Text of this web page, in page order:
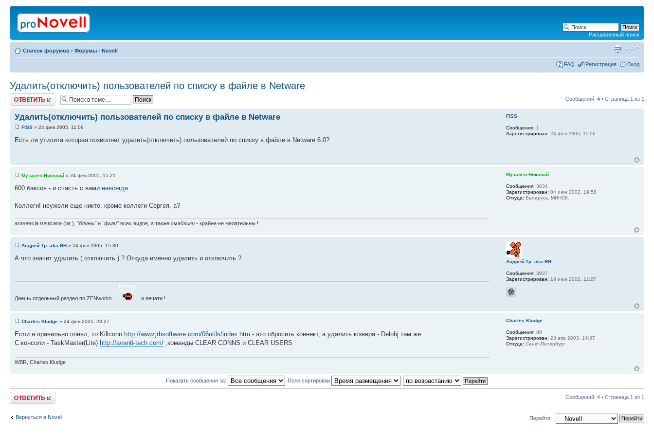
Расширенный поиск
Список форумов ‹ Форумы ‹ Novell
FAQ Регистрация Вход
Удалить(отключить) пользователей по списку в файле в Netware
Ответить Сообщений: 4 • Страница 1 из 1
Удалить(отключить) пользователей по списку в файле в Netware
FISS » 24 фев 2005, 11:09
Есть ли утилита которая позволяет удалить(отключить) пользователей по списку в файле в Netware 6.0?
FISS
Сообщения: 1
Зарегистрирован: 24 фев 2005, 11:06
Музалёв Николай » 24 фев 2005, 15:21
600 баксов - и счасть с вами навсегда...
Коллеги! неужели еще никто, кроме коллеги Сергея, а?
armoracia rusticana (lat.), "блины"и "фиги"всех видов, а также смайлики - крайне не желательны !
Музалёв Николай
Сообщения: 3034
Зарегистрирован: 04 июн 2002, 19:58
Откуда: Беларусь. МИНСК.
Андрей Тр. aka RH » 24 фев 2005, 15:30
А что значит удалить ( отключить ) ? Откуда именно удалить и отключить ?
Даешь отдельный раздел по ZENworks ... .. и печати !
Андрей Тр. aka RH
Сообщения: 3937
Зарегистрирован: 18 июн 2002, 11:27
Charles Kludge » 24 фев 2005, 23:27
Если я правильно понял, то Killconn http://www.jrbsoftware.com/06utils/index.htm - это сбросить коннект, а удалить юзверя - Delobj там же
С консоли - TaskMaster(Lite) http://avanti-tech.com/ ,команды CLEAR CONNS и CLEAR USERS
WBR, Charles Kludge
Charles Kludge
Сообщения: 80
Зарегистрирован: 23 апр 2003, 14:37
Откуда: Санкт-Петербург
Показать сообщения за: Поле сортировки
Ответить Сообщений: 4 • Страница 1 из 1
Вернуться в Novell Перейти: